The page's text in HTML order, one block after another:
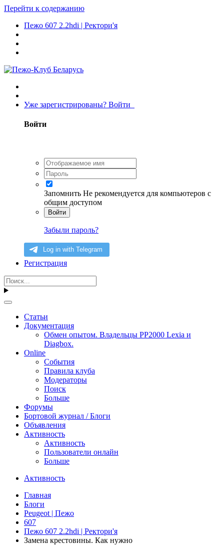
Перейти к содержанию
Пежо 607 2.2hdi | Ректори'я
Уже зарегистрированы? Войти
Войти
Запомнить Не рекомендуется для компьютеров с
общим доступом
Войти
Забыли пароль?
Регистрация
Статьи
Документация
Обмен опытом. Владельцы PP2000 Lexia и
Diagbox.
Online
События
Правила клуба
Модераторы
Поиск
Больше
Форумы
Бортовой журнал / Блоги
Объявления
Активность
Активность
Пользователи онлайн
Больше
Активность
Главная
Блоги
Peugeot | Пежо
607
Пежо 607 2.2hdi | Ректори'я
Замена крестовины. Как нужно